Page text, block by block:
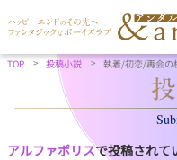
TOP 投稿小説 執着/初恋/再会の
アルファポリスで投稿されて